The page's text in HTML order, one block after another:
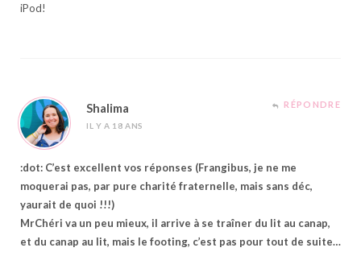
iPod!
Shalima
IL Y A 18 ANS
RÉPONDRE
:dot: C’est excellent vos réponses (Frangibus, je ne me
moquerai pas, par pure charité fraternelle, mais sans déc,
yaurait de quoi !!!)
MrChéri va un peu mieux, il arrive à se traîner du lit au canap,
et du canap au lit, mais le footing, c’est pas pour tout de suite…